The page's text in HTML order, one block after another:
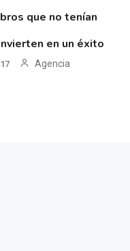
que no tenían
en un éxito
Agencia